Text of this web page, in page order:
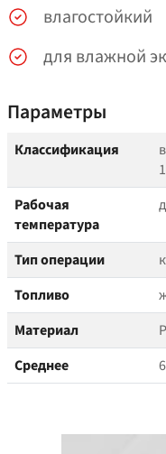
влагостойкий
для влажной
Параметры
Классификация
Рабочая
температура
Тип операции
Топливо
Материал
Среднее